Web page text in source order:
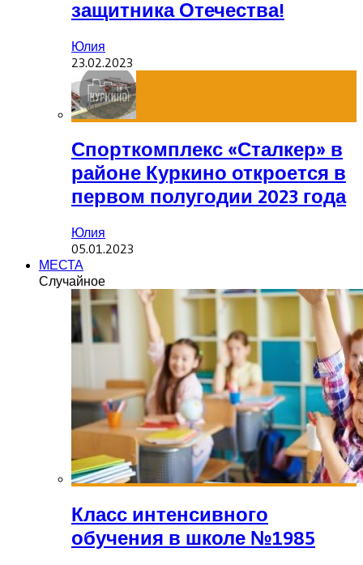
защитника Отечества!
Юлия
23.02.2023
Спорткомплекс «Сталкер» в
районе Куркино откроется в
первом полугодии 2023 года
Юлия
05.01.2023
МЕСТА
Случайное
Класс интенсивного
обучения в школе №1985